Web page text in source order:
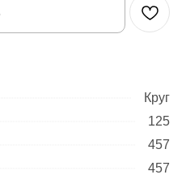
Круг
125
457
457